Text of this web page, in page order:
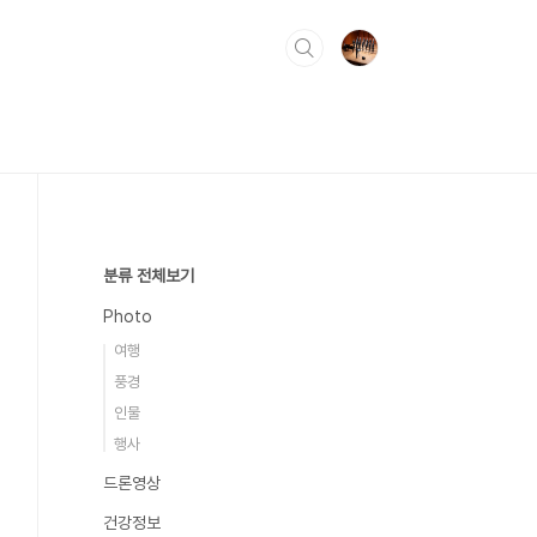
분류 전체보기
Photo
여행
풍경
인물
행사
드론영상
건강정보